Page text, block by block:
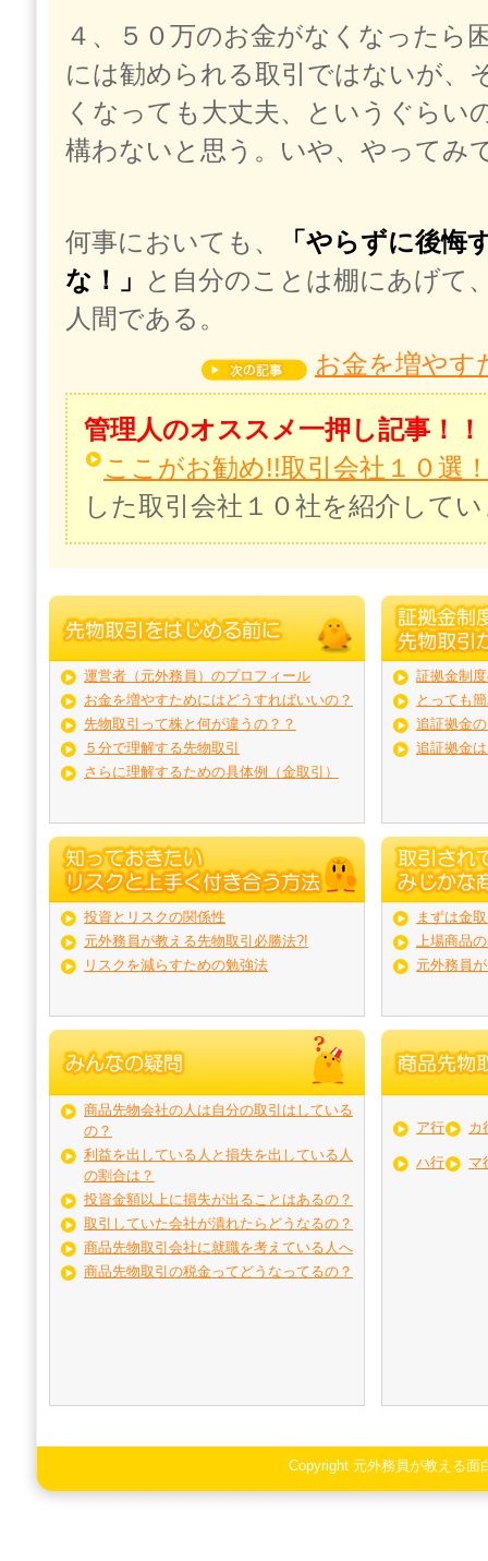
４、５０万のお金がなくなったら
には勧められる取引ではないが、
くなっても大丈夫、というぐらい
構わないと思う。いや、やってみ
何事においても、
「やらずに後悔
な！」
と自分のことは棚にあげて
人間である。
お金を増やす
管理人のオススメ一押し記事！！
ここがお勧め!!取引会社１０選
した取引会社１０社を紹介して
運営者（元外務員）のプロフィール
お金を増やすためにはどうすればいいの？
先物取引って株と何が違うの？？
５分で理解する先物取引
さらに理解するための具体例（金取引）
証拠金制
とっても
追証拠金
追証拠金
投資とリスクの関係性
元外務員が教える先物取引必勝法?!
リスクを減らすための勉強法
まずは金
上場商品
元外務員
商品先物会社の人は自分の取引はしている
の？
利益を出している人と損失を出している人
の割合は？
投資金額以上に損失が出ることはあるの？
取引していた会社が潰れたらどうなるの？
商品先物取引会社に就職を考えている人へ
商品先物取引の税金ってどうなってるの？
ア行 カ
ハ行 マ
Copyright 元外務員が教える面